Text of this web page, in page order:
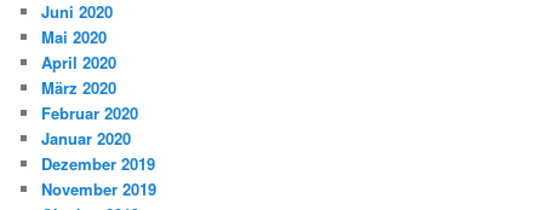
Juni 2020
Mai 2020
April 2020
März 2020
Februar 2020
Januar 2020
Dezember 2019
November 2019